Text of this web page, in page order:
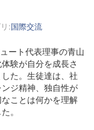
:国際交流
ート代表理事の青山
験が自分を成長さ
た。生徒達は、社
ジ精神、独自性が
ことは何かを理解
。